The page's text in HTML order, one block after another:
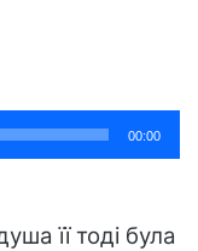
00:00
її тоді була